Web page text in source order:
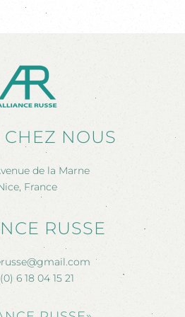
NOUS
de la Marne
France
RUSSE
6 18 04 15 21